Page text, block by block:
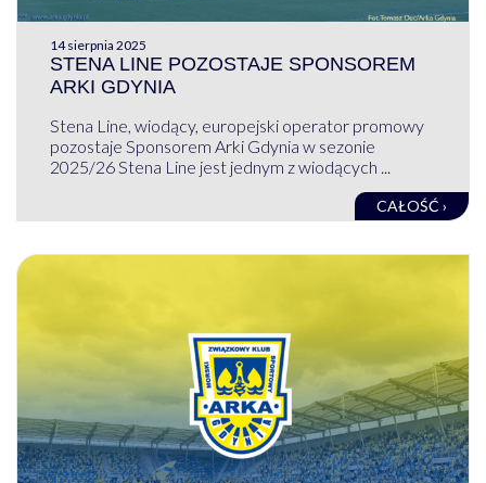
14 sierpnia 2025
STENA LINE POZOSTAJE SPONSOREM
ARKI GDYNIA
Stena Line, wiodący, europejski operator promowy
pozostaje Sponsorem Arki Gdynia w sezonie
2025/26 Stena Line jest jednym z wiodących ...
CAŁOŚĆ ›